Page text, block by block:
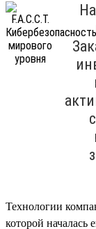
Технологии
которой началась